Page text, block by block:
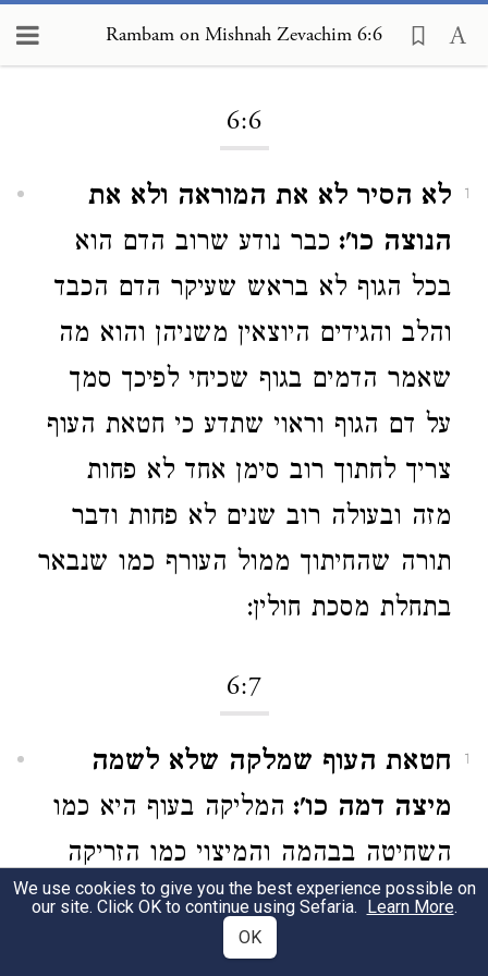
Rambam on Mishnah Zevachim 6:6
6:6
1
לא הסיר לא את המוראה ולא את
הנוצה כו': כבר נודע שרוב הדם הוא
בכל הגוף לא בראש שעיקר הדם הכבד
והלב והגידים היוצאין משניהן והוא מה
שאמר הדמים בגוף שכיחי לפיכך סמך
על דם הגוף וראוי שתדע כי חטאת העוף
צריך לחתוך רוב סימן אחד לא פחות
מזה ובעולה רוב שנים לא פחות ודבר
תורה שהחיתוך ממול העורף כמו שנבאר
בתחלת מסכת חולין:
6:7
1
חטאת העוף שמלקה שלא לשמה
מיצה דמה כו': המליקה בעוף היא כמו
השחיטה בבהמה והמיצוי כמו הזריקה
ואין בעוף לא קבלה ולא הילוך ובאלו
שתי העבודות בלבד תפסול בו המחשבה
We use cookies to give you the best experience possible on
our site. Click OK to continue using Sefaria. Learn More.
OK